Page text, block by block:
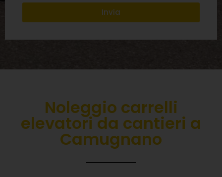
Invia
Noleggio carrelli
elevatori da cantieri a
Camugnano